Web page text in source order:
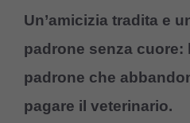
Un’amicizia tradita e
padrone senza cuore:
padrone che
pagare il veterinario.